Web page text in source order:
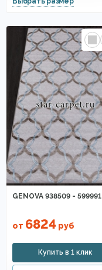
GENOVA 938509 - 599991
от 6824 руб